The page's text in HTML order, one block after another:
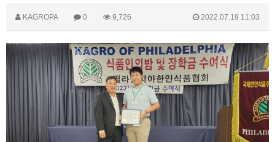
KAGROPA 0 9,726 2022.07.19 11:03